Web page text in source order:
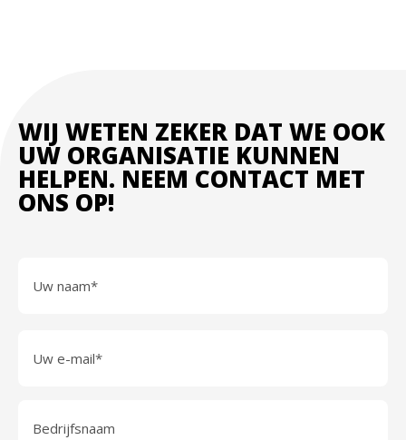
WIJ WETEN ZEKER DAT WE OOK
UW ORGANISATIE KUNNEN
HELPEN. NEEM CONTACT MET
ONS OP!